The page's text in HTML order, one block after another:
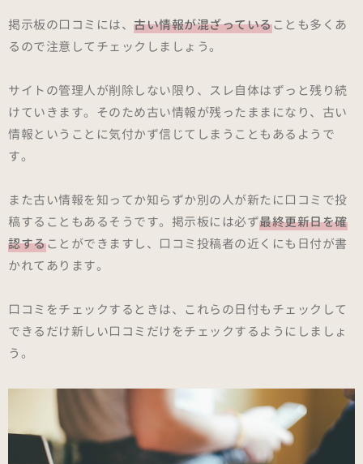
掲示板の口コミには、 古い情報が混ざっていることも多くあ
るので注意してチェックしましょう。
サイトの管理人が削除しない限り、スレ自体はずっと残り続
けていきます。そのため古い情報が残ったままになり、古い
情報ということに気付かず信じてしまうこともあるようで
す。
また古い情報を知ってか知らずか別の人が新たに口コミで投
稿することもあるそうです。掲示板には必ず最終更新日を確
認することができますし、口コミ投稿者の近くにも日付が書
かれてあります。
口コミをチェックするときは、これらの日付もチェックして
できるだけ新しい口コミだけをチェックするようにしましょ
う。